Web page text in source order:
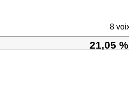
8
21,05 %